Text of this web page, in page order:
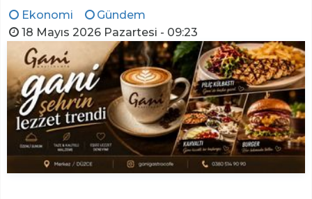
Ekonomi
Gündem
18 Mayıs 2026 Pazartesi - 09:23